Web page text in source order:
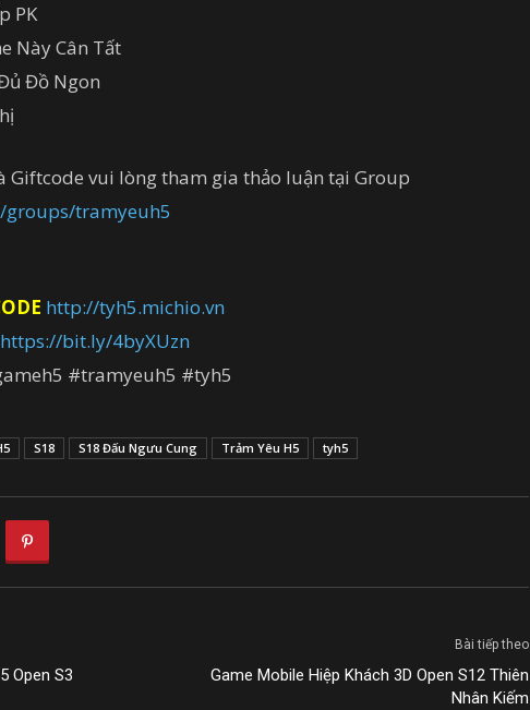
PK
Này Cân Tất
Đồ Ngon
Giftcode vui lòng tham gia thảo luận tại Group
groups/tramyeuh5
http://tyh5.michio.vn
https://bit.ly/4byXUzn
#tramyeuh5 #tyh5
S18 S18 Đấu Ngưu Cung Trảm Yêu H5 tyh5
Open S3
Bài tiếp theo
Game Mobile Hiệp Khách 3D Open S12 Thiên
Nhân Kiếm